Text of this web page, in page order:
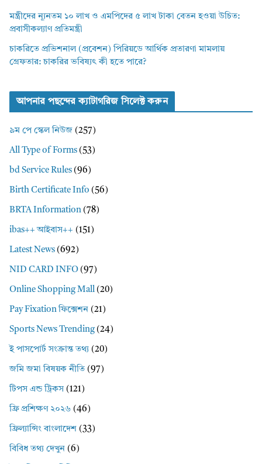
মন্ত্রীদের ন্যূনতম ১০ লাখ ও এমপিদের ৫ লাখ টাকা বেতন হওয়া উচিত:
প্রবাসীকল্যাণ প্রতিমন্ত্রী
চাকরিতে প্রভিশনাল (প্রবেশন) পিরিয়ডে আর্থিক প্রতারণা মামলায়
গ্রেফতার: চাকরির ভবিষ্যৎ কী হতে পারে?
আপনার পছন্দের ক্যাটাগরিজ সিলেক্ট করুন
৯ম পে স্কেল নিউজ (257)
All Type of Forms (53)
bd Service Rules (96)
Birth Certificate Info (56)
BRTA Information (78)
ibas++ আইবাস++ (151)
Latest News (692)
NID CARD INFO (97)
Online Shopping Mall (20)
Pay Fixation ফিক্সেশন (21)
Sports News Trending(24)
ই পাসপোর্ট সংক্রান্ত তথ্য (20)
জমি জমা বিষয়ক নীতি (97)
টিপস এন্ড ট্রিকস (121)
ফ্রি প্রশিক্ষণ ২০২৬ (46)
ফ্রিল্যান্সিং বাংলাদেশ (33)
বিবিধ তথ্য দেখুন (6)